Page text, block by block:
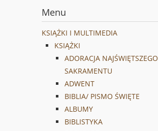
Menu
KSIĄŻKI I MULTIMEDIA
KSIĄŻKI
ADORACJA NAJŚWIĘTSZEGO
SAKRAMENTU
ADWENT
BIBLIA/ PISMO ŚWIĘTE
ALBUMY
BIBLISTYKA